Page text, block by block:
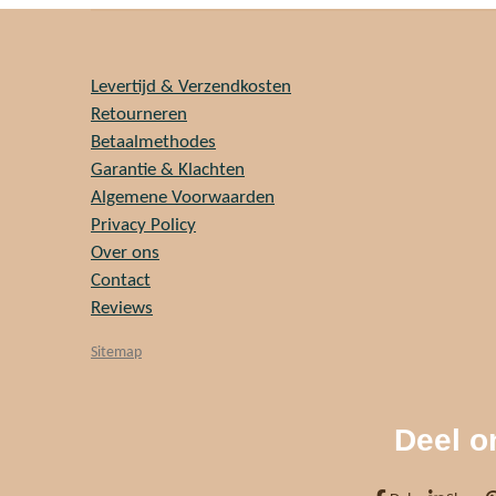
Levertijd & Verzendkosten
Retourneren
Betaalmethodes
Garantie & Klachten
Algemene Voorwaarden
Privacy Policy
Over ons
Contact
Reviews
Sitemap
Deel